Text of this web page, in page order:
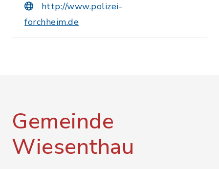
http://www.polizei-
forchheim.de
Gemeinde
Wiesenthau